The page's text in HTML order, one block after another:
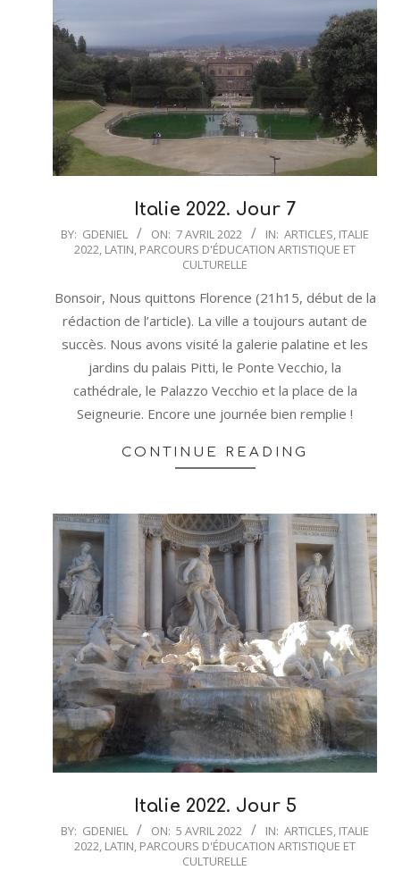
Italie 2022. Jour 7
2022-
BY: GDENIEL ON: 7 AVRIL 2022 IN: ARTICLES, ITALIE
2022, LATIN, PARCOURS D'ÉDUCATION ARTISTIQUE ET
CULTURELLE
Bonsoir, Nous quittons Florence (21h15, début de la
rédaction de l’article). La ville a toujours autant de
succès. Nous avons visité la galerie palatine et les
jardins du palais Pitti, le Ponte Vecchio, la
cathédrale, le Palazzo Vecchio et la place de la
Seigneurie. Encore une journée bien remplie !
CONTINUE READING
Italie 2022. Jour 5
2022-
BY: GDENIEL ON: 5 AVRIL 2022 IN: ARTICLES, ITALIE
2022, LATIN, PARCOURS D'ÉDUCATION ARTISTIQUE ET
CULTURELLE